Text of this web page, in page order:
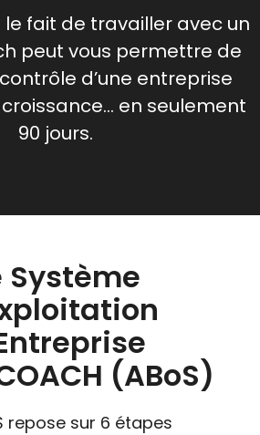
fait de travailler avec un
peut vous permettre de
d’une entreprise
en seulement
90 jours.
Système
(ABoS)
repose sur 6 étapes